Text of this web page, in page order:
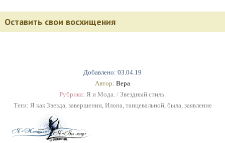
Добавлено: 03.04.19
Автор: Вера
Рубрика: Я и Мода. / Звездный стиль.
Теги: Я как Звезда, завершении, Илона, танцевальной, была, заявление
Оставить свои восхищения